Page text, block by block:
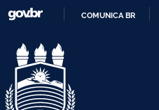
COMUNICA BR